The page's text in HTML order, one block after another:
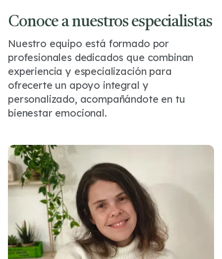
Conoce a nuestros especialistas
Nuestro equipo está formado por
profesionales dedicados que combinan
experiencia y especialización para
ofrecerte un apoyo integral y
personalizado, acompañándote en tu
bienestar emocional.